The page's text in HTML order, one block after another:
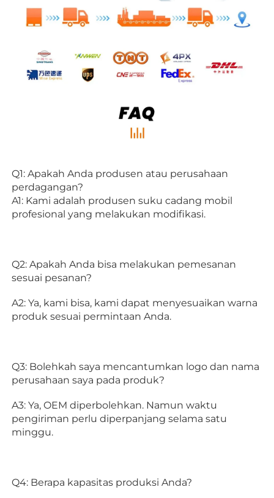
Q1: Apakah Anda produsen atau perusahaan
perdagangan?
A1: Kami adalah produsen suku cadang mobil
profesional yang melakukan modifikasi.
Q2: Apakah Anda bisa melakukan pemesanan
sesuai pesanan?
A2: Ya, kami bisa, kami dapat menyesuaikan warna
produk sesuai permintaan Anda.
Q3: Bolehkah saya mencantumkan logo dan nama
perusahaan saya pada produk?
A3: Ya, OEM diperbolehkan. Namun waktu
pengiriman perlu diperpanjang selama satu
minggu.
Q4: Berapa kapasitas produksi Anda?